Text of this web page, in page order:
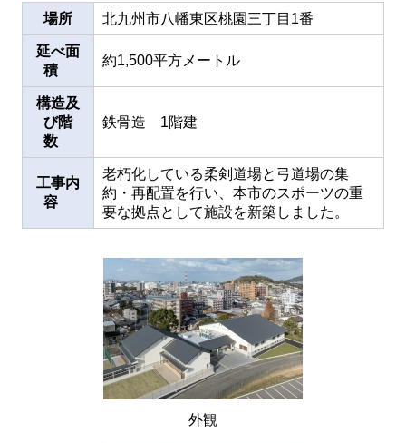
場所 北九州市八幡東区桃園三丁目1番
延べ面
積
約1,500平方メートル
構造及
び階
数
鉄骨造 1階建
工事内
容
老朽化している柔剣道場と弓道場の集
約・再配置を行い、本市のスポーツの重
要な拠点として施設を新築しました。
外観